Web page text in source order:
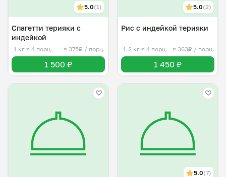
5.0(1)
Спагетти терияки с
индейкой
1 кг ≈ 4 порц. ≈ 375₽ / порц.
1 500 ₽
5.0(2)
Рис с индейкой терияки
1.2 кг ≈ 4 порц. ≈ 363₽ / порц.
1 450 ₽
5.0(7)